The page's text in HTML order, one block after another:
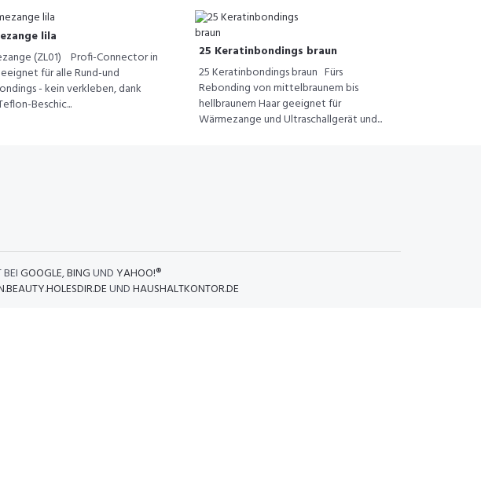
lila
(ZL01) Profi-Connector in
für alle Rund-und
- kein verkleben, dank
Beschic...
25 Keratinbondings braun
25 Keratinbondings braun Fürs
Rebonding von mittelbraunem bis
hellbraunem Haar geeignet für
Wärmezange und Ultraschallgerät und...
GOOGLE,BINGUND YAHOO!®
UNDHAUSHALTKONTOR.DE